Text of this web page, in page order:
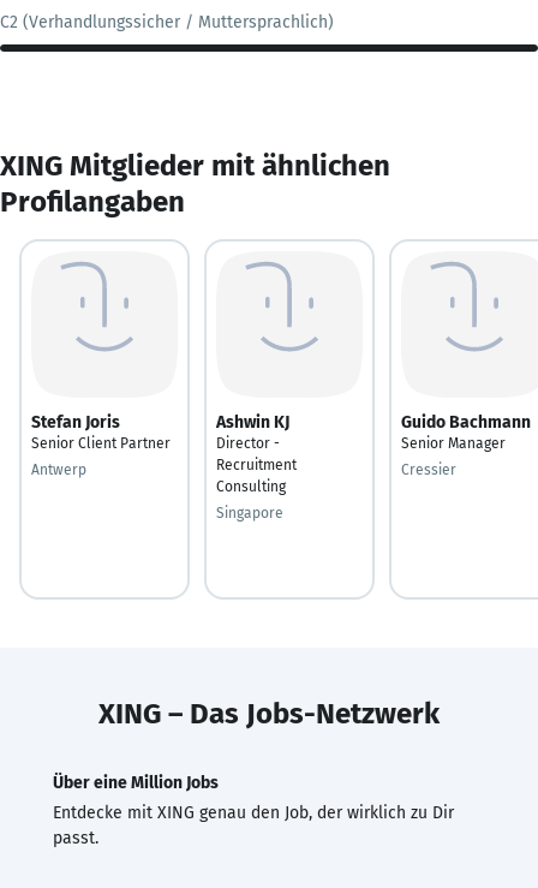
C2 (Verhandlungssicher / Muttersprachlich)
XING Mitglieder mit ähnlichen
Profilangaben
Stefan Joris
Senior Client Partner
Antwerp
Ashwin KJ
Director -
Recruitment
Consulting
Singapore
Guido Bachmann
Senior Manager
Cressier
XING – Das Jobs-Netzwerk
Über eine Million Jobs
Entdecke mit XING genau den Job, der wirklich zu Dir
passt.